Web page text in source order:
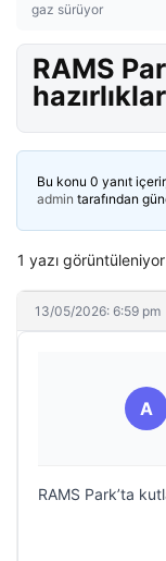
gaz sürüyor
RAMS
Bu konu 0 yanıt
admin tarafından
1 yazı
13/05/2026: 6:59 pm
A
RAMS Park’ta